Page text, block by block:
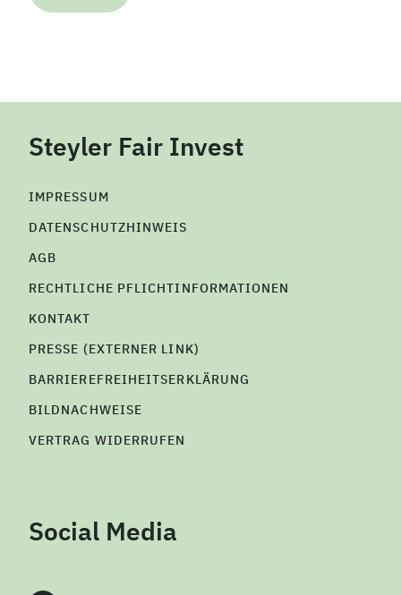
Steyler Fair Invest
IMPRESSUM
DATENSCHUTZHINWEIS
AGB
RECHTLICHE PFLICHTINFORMATIONEN
KONTAKT
PRESSE (EXTERNER LINK)
BARRIEREFREIHEITSERKLÄRUNG
BILDNACHWEISE
VERTRAG WIDERRUFEN
Social Media